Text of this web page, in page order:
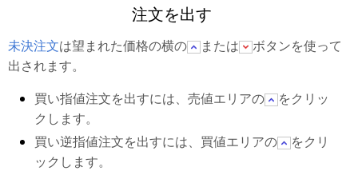
注文を出す
未決注文は望まれた価格の横の または
ボタンを使って
出されます。
買い指値注文を出すには、売値エリアの
をクリッ
クします。
買い逆指値注文を出すには、買値エリアの
をクリ
ックします。